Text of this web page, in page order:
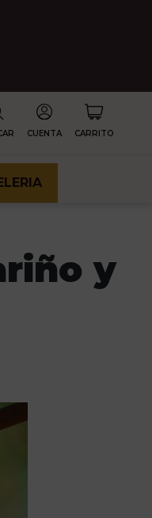
CUENTA CARRITO
y